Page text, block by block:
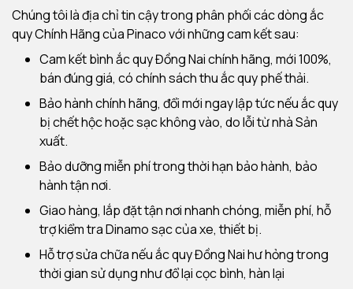
Chúng tôi là địa chỉ tin cậy trong phân phối các dòng ắc
quy Chính Hãng của Pinaco với những cam kết sau:
Cam kết bình ắc quy Đồng Nai chính hãng, mới 100%,
bán đúng giá, có chính sách thu ắc quy phế thải.
Bảo hành chính hãng, đổi mới ngay lập tức nếu ắc quy
bị chết hộc hoặc sạc không vào, do lỗi từ nhà Sản
xuất.
Bảo dưỡng miễn phí trong thời hạn bảo hành, bảo
hành tận nơi.
Giao hàng, lắp đặt tận nơi nhanh chóng, miễn phí, hỗ
trợ kiểm tra Dinamo sạc của xe, thiết bị.
Hỗ trợ sửa chữa nếu ắc quy Đồng Nai hư hỏng trong
thời gian sử dụng như đổ lại cọc bình, hàn lại